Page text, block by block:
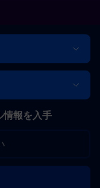
情報を入手